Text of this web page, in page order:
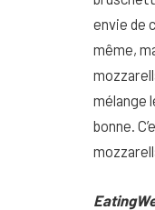
envie de
même,
mélange
bonne.